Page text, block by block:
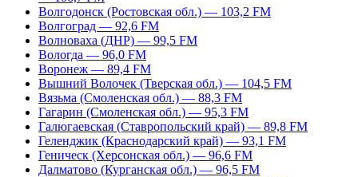
Волгодонск (Ростовская обл.) — 103,2 FM
Волгоград — 92,6 FM
Волноваха (ДНР) — 99,5 FM
Вологда — 96,0 FM
Воронеж — 89,4 FM
Вышний Волочек (Тверская обл.) — 104,5 FM
Вязьма (Смоленская обл.) — 88,3 FM
Гагарин (Смоленская обл.) — 95,3 FM
Галюгаевская (Ставропольский край) — 89,8 FM
Геленджик (Краснодарский край) — 93,1 FM
Геническ (Херсонская обл.) — 96,6 FM
Далматово (Курганская обл.) — 96,5 FM